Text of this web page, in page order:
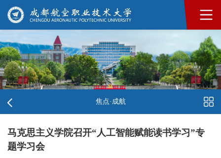
焦点·成航
马克思主义学院召开“人工智能赋能读书学习”专
题学习会